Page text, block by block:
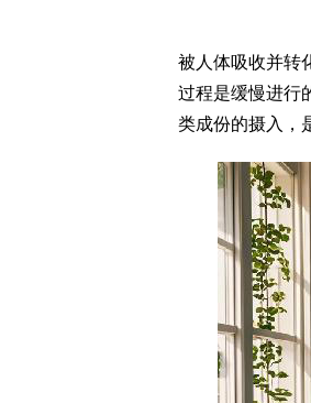
被人体吸收并转
过程是缓慢进行
类成份的摄入，